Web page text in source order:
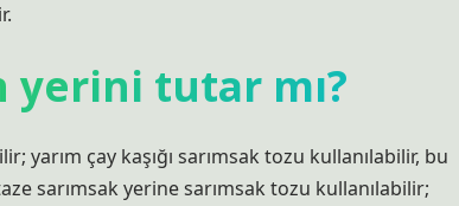
yerini tutar mı?
yarım çay kaşığı sarımsak tozu kullanılabilir, bu
sarımsak yerine sarımsak tozu kullanılabilir;